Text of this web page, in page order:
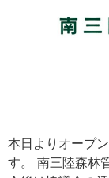
本日よりオープ
す。 南三陸森林